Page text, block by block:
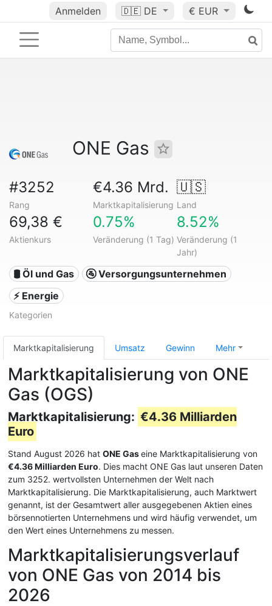
Anmelden 🇩🇪 DE € EUR
ONE Gas
#3252
Rang
€4.36 Mrd.
Marktkapitalisierung
🇺🇸
Land
69,38 €
Aktienkurs
0.75%
Veränderung (1 Tag)
8.52%
Veränderung (1
Jahr)
🛢 Öl und Gas
🚰 Versorgungsunternehmen
⚡ Energie
Kategorien
Marktkapitalisierung Umsatz Gewinn Mehr
Marktkapitalisierung von ONE
Gas (OGS)
Marktkapitalisierung: €4.36 Milliarden
Euro
Stand August 2026 hat ONE Gaseine Marktkapitalisierung von
€4.36 Milliarden Euro. Dies macht ONE Gas laut unseren Daten
zum 3252. wertvollsten Unternehmen der Welt nach
Marktkapitalisierung. Die Marktkapitalisierung, auch Marktwert
genannt, ist der Gesamtwert aller ausgegebenen Aktien eines
börsennotierten Unternehmens und wird häufig verwendet, um
den Wert eines Unternehmens zu messen.
Marktkapitalisierungsverlauf
von ONE Gas von 2014 bis
2026